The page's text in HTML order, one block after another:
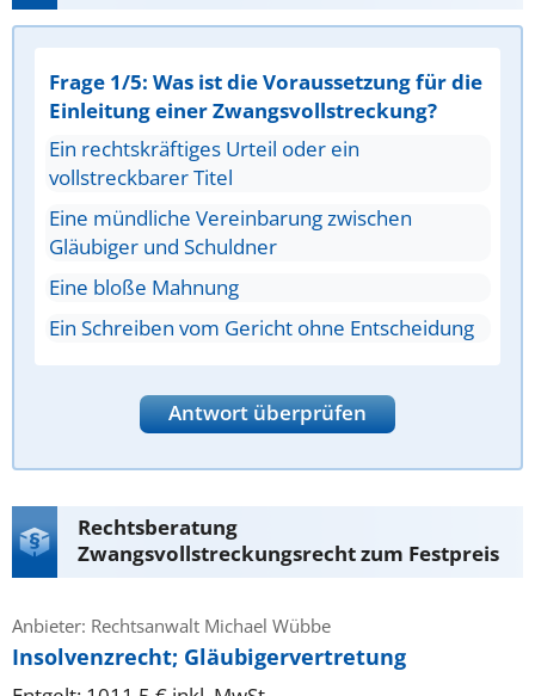
Frage 1/5: Was ist die Voraussetzung für die
Einleitung einer Zwangsvollstreckung?
Ein rechtskräftiges Urteil oder ein
vollstreckbarer Titel
Eine mündliche Vereinbarung zwischen
Gläubiger und Schuldner
Eine bloße Mahnung
Ein Schreiben vom Gericht ohne Entscheidung
Antwort überprüfen
Rechtsberatung
Zwangsvollstreckungsrecht zum Festpreis
Anbieter: Rechtsanwalt Michael Wübbe
Insolvenzrecht; Gläubigervertretung